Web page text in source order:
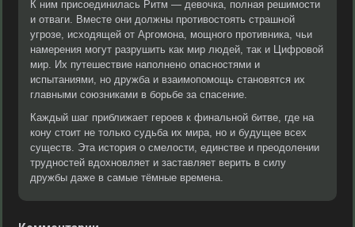
К ним присоединилась Ритм — девочка, полная решимости
и отваги. Вместе они должны противостоять страшной
угрозе, исходящей от Аргомона, мощного противника, чьи
намерения могут разрушить как мир людей, так и Цифровой
мир. Их путешествие наполнено опасностями и
испытаниями, но дружба и взаимопомощь становятся их
главными союзниками в борьбе за спасение.
Каждый шаг приближает героев к финальной битве, где на
кону стоит не только судьба их мира, но и будущее всех
существ. Эта история о смелости, единстве и преодолении
трудностей вдохновляет и заставляет верить в силу
дружбы даже в самые тёмные времена.